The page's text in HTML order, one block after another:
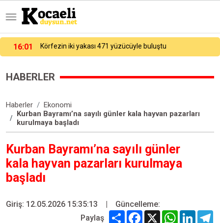
15:43:50
HABERLER
Haberler
Ekonomi
Kurban Bayramı’na sayılı günler kala hayvan pazarları
kurulmaya başladı
Kurban Bayramı’na sayılı günler
kala hayvan pazarları kurulmaya
başladı
Giriş: 12.05.2026 15:35:13 |
Güncelleme:
Paylaş
Share Facebook
X WhatsApp